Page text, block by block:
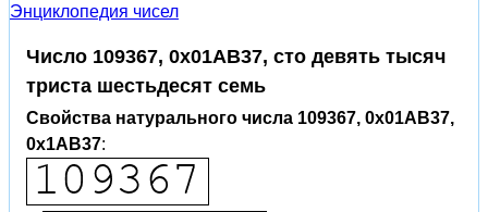
Энциклопедия чисел
Число 109367, 0x01AB37, сто девять тысяч
триста шестьдесят семь
Свойства натурального числа 109367, 0x01AB37,
0x1AB37: